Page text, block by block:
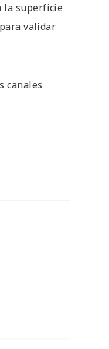
la superficie
validar
canales